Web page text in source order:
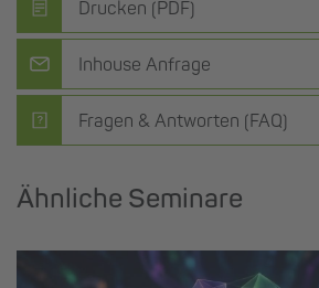
Drucken (PDF)
Inhouse Anfrage
Fragen & Antworten (FAQ)
Ähnliche Seminare